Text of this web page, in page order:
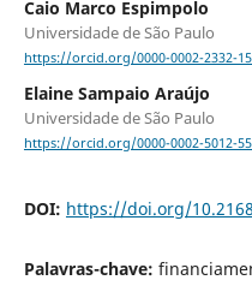
Caio Marco Espimpolo
Universidade de São Paulo
https://orcid.org/0000-0002-2332-
Elaine Sampaio Araújo
Universidade de São Paulo
https://orcid.org/0000-0002-5012-
DOI: https://doi.org/
Palavras-chave: